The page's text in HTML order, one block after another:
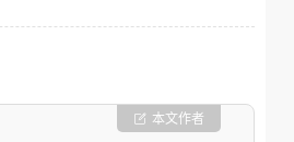
本文作者